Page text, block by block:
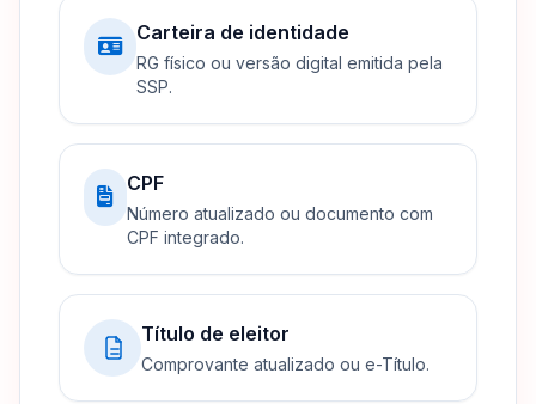
Carteira de identidade
RG físico ou versão digital emitida pela
SSP.
CPF
Número atualizado ou documento com
CPF integrado.
Título de eleitor
Comprovante atualizado ou e-Título.